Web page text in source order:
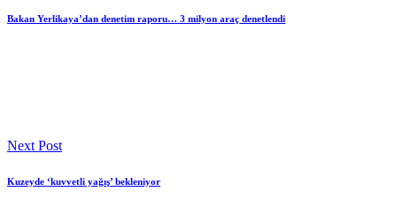
Bakan Yerlikaya’dan denetim raporu… 3 milyon araç denetlendi
Next Post
Kuzeyde ‘kuvvetli yağış’ bekleniyor